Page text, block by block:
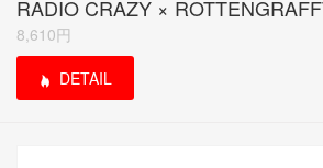
8,610円
DETAIL